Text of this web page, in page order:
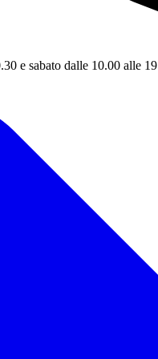
e sabato dalle 10.00 alle